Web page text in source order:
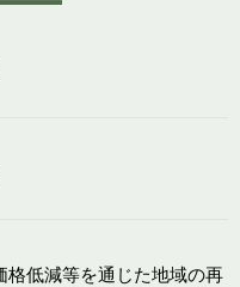
格低減等を通じた地域の再